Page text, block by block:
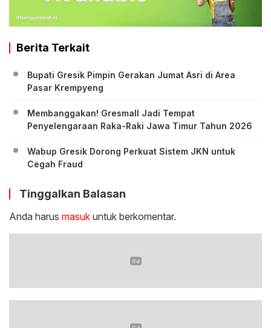
Berita Terkait
Bupati Gresik Pimpin Gerakan Jumat Asri di Area
Pasar Krempyeng
Membanggakan! Gresmall Jadi Tempat
Penyelengaraan Raka-Raki Jawa Timur Tahun 2026
Wabup Gresik Dorong Perkuat Sistem JKN untuk
Cegah Fraud
Tinggalkan Balasan
Anda harus masuk untuk berkomentar.